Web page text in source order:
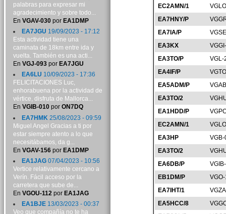
EC2AMN/1
EA7HNY/P
EA7IA/P
EA3KX
EA3TO/P
VGL-
EA4IF/P
EA5ADM/P
EA3TO/2
EA1HDD/P
EC2AMN/1
EA3HP
EA3TO/2
EA6DB/P
EB1DM/P
EA7IHT/1
EA5HCC/8
palabras para expresar mi
agradecimiento y sobre todo...
En VGAV-030por EA1DMP
EA7JGU 19/09/2023 - 17:12
Esta actividad tiene una
caminata de 18km entre ida y
vuelta. También es una acti...
En VGJ-093por EA7JGU
EA6LU 10/09/2023 - 17:36
FELICITACIONES Luc,
enhorabuena por la actividad de
vértice, disfruta de Mallorca...
En VGIB-010por ON7DQ
EA7HMK 25/08/2023 - 09:59
Miguel Angel Gracias a ti por
estar siempre atento a lo que
necesitábamos, da g...
En VGAV-156por EA1DMP
EA1JAG07/04/2023 - 10:56
Vertice relativamente cercano a
Verín. Fácil acceso por la
carretera que sube de...
En VGOU-112por EA1JAG
EA1BJE13/03/2023 - 00:37
Veo que compañía no te ha